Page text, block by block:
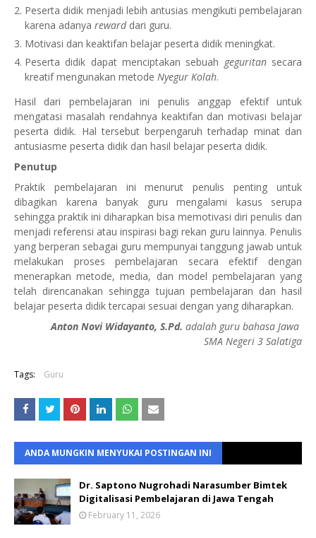
Peserta didik menjadi lebih antusias mengikuti pembelajaran
karena adanya rewarddari guru.
Motivasi dan keaktifan belajar peserta didik meningkat.
Peserta didik dapat menciptakan sebuah geguritansecara
kreatif mengunakan metode Nyegur Kolah.
Hasil dari pembelajaran ini penulis anggap efektif untuk
mengatasi masalah rendahnya keaktifan dan motivasi belajar
peserta didik. Hal tersebut berpengaruh terhadap minat dan
antusiasme peserta didik dan hasil belajar peserta didik.
Penutup
Praktik pembelajaran ini menurut penulis penting untuk
dibagikan karena banyak guru mengalami kasus
serupa
sehingga praktik ini diharapkan bisa memotivasi diri penulis dan
menjadi referensi atau inspirasi bagi rekan guru lainnya. Penulis
yang berperan sebagai guru mempunyai tanggung jawab untuk
melakukan proses pembelajaran secara efektif dengan
menerapkan metode, media, dan model pembelajaran yang
telah direncanakan sehingga tujuan pembelajaran dan hasil
belajar peserta didik tercapai sesuai dengan yang diharapkan.
Anton Novi Widayanto, S.Pd. adalah guru bahasa Jawa
SMA Negeri 3 Salatiga
Tags: Guru
ANDA MUNGKIN MENYUKAI POSTINGAN INI
Dr. Saptono Nugrohadi Narasumber Bimtek
Digitalisasi Pembelajaran di Jawa Tengah
February 11, 2026